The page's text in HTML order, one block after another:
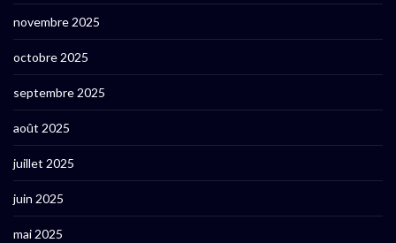
novembre 2025
octobre 2025
septembre 2025
août 2025
juillet 2025
juin 2025
mai 2025